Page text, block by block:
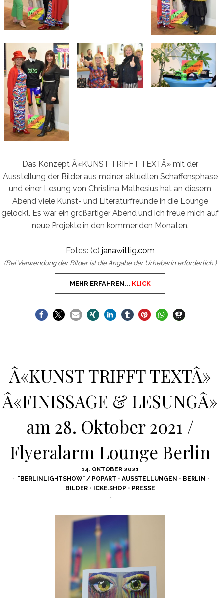
Das Konzept Â«KUNST TRIFFT TEXTÂ» mit der
Ausstellung der Bilder aus meiner aktuellen Schaffensphase
und einer Lesung von Christina Mathesius hat an diesem
Abend viele Kunst- und Literaturfreunde in die Lounge
gelockt. Es war ein großartiger Abend und ich freue mich auf
neue Projekte in den kommenden Monaten.
Fotos: (c) janawittig.com
(Bei Verwendung der Bilder ist die Angabe der Urheberin erforderlich.)
MEHR ERFAHREN... KLICK
Â«KUNST TRIFFT TEXTÂ»
Â«FINISSAGE & LESUNGÂ»
am 28. Oktober 2021 /
Flyeralarm Lounge Berlin
POSTED
ON
14. OKTOBER 2021
"BERLINLIGHTSHOW" / POPART • AUSSTELLUNGEN • BERLIN •
BILDER• ICKE.SHOP • PRESSE